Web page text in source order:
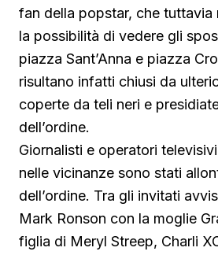
fan della popstar, che tuttavia
la possibilità di vedere gli
piazza Sant’Anna e piazza
risultano infatti chiusi da
coperte da teli neri e
dell’ordine.
Giornalisti e operatori
nelle vicinanze sono stati
dell’ordine. Tra gli invitati
Mark Ronson con la moglie
figlia di Meryl Streep, Charli